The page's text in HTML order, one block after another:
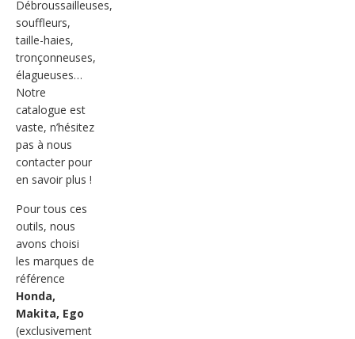
Débroussailleuses,
souffleurs,
taille-haies,
tronçonneuses,
élagueuses…
Notre
catalogue est
vaste, n’hésitez
pas à nous
contacter pour
en savoir plus !
Pour tous ces
outils, nous
avons choisi
les marques de
référence
Honda,
Makita, Ego
(exclusivement